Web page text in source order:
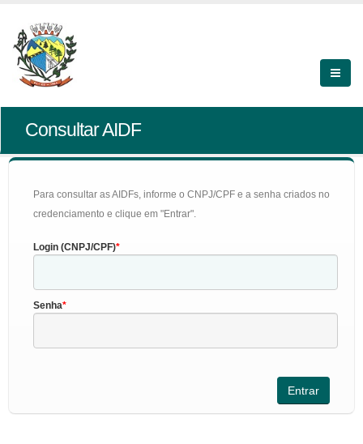
Consultar AIDF
Para consultar as AIDFs, informe o CNPJ/CPF e a senha criados no
credenciamento e clique em "Entrar".
Login (CNPJ/CPF)
Senha